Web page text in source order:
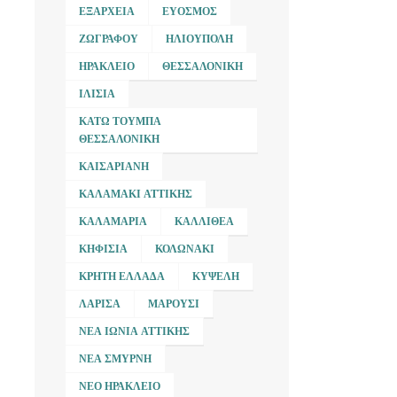
ΕΞΆΡΧΕΙΑ ΕΎΟΣΜΟΣ
ΖΩΓΡΆΦΟΥ ΗΛΙΟΎΠΟΛΗ
ΗΡΆΚΛΕΙΟ ΘΕΣΣΑΛΟΝΊΚΗ
ΙΛΊΣΙΑ
ΚΆΤΩ ΤΟΎΜΠΑ
ΘΕΣΣΑΛΟΝΊΚΗ
ΚΑΙΣΑΡΙΑΝΉ
ΚΑΛΑΜΆΚΙ ΑΤΤΙΚΉΣ
ΚΑΛΑΜΑΡΙΆ ΚΑΛΛΙΘΈΑ
ΚΗΦΙΣΙΆ ΚΟΛΩΝΆΚΙ
ΚΡΉΤΗ ΕΛΛΆΔΑ ΚΥΨΈΛΗ
ΛΆΡΙΣΑ ΜΑΡΟΎΣΙ
ΝΈΑ ΙΩΝΊΑ ΑΤΤΙΚΉΣ
ΝΈΑ ΣΜΎΡΝΗ
ΝΈΟ ΗΡΆΚΛΕΙΟ